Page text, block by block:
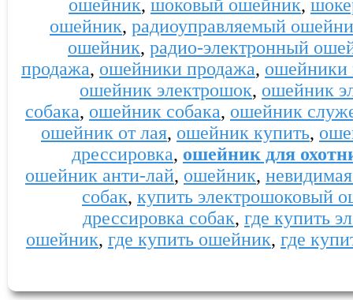
ошейник, шоковый ошейник,
ошейник, радиоуправляемый
ошейник, радио-электронный
продажа, ошейники продажа, ошейники
ошейник электрошок, ошейник
собака, ошейник собака, ошейник
ошейник от лая, ошейник купить,
дрессировка, ошейник для
ошейник анти-лай, ошейник,
собак, купить электрошоковый
дрессировка собак, где купить
ошейник, где купить ошейник, где